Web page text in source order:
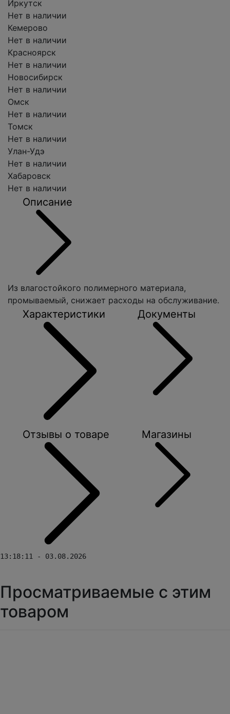
Иркутск
Нет в наличии
Кемерово
Нет в наличии
Красноярск
Нет в наличии
Новосибирск
Нет в наличии
Омск
Нет в наличии
Томск
Нет в наличии
Улан-Удэ
Нет в наличии
Хабаровск
Нет в наличии
Описание
Из влагостойкого полимерного материала,
промываемый, снижает расходы на обслуживание.
Характеристики Документы
Отзывы о товаре Магазины
13:18:11 - 03.08.2026
Просматриваемые с этим
товаром